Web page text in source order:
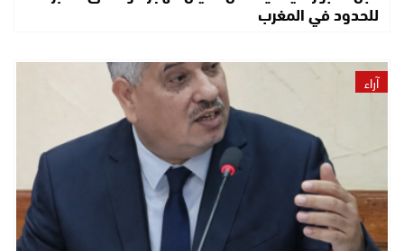
للحدود في المغرب
آراء